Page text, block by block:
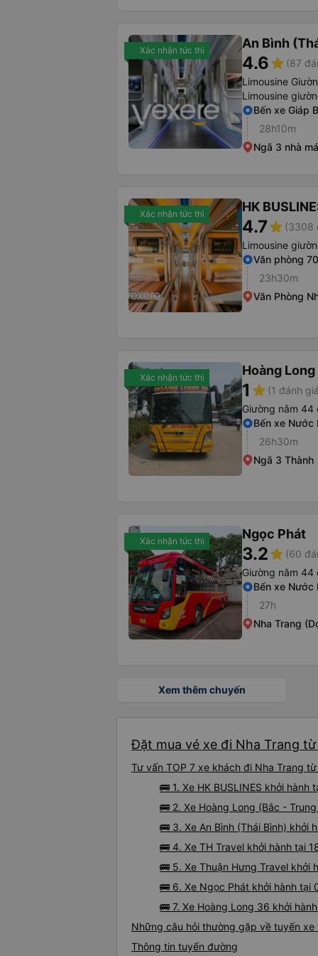
Xác nhận tức thì An Bình
4.6star (87
Limousine
Limousine
Bến xe Giáp
28h10m
Ngã 3 nhà
Xác nhận tức thì HK
4.7star (3308
Limousine
Văn phòng
23h30m
Văn Phòng
Xác nhận tức thì Hoàng
1 star (1 đánh
Giường nằm 44
Bến xe Nước
26h30m
Ngã 3 Thành
Xác nhận tức thì Ngọc Phát
3.2star (60
Giường nằm 44
Bến xe Nước
27h
Nha Trang
Xem thêm chuyến
Đặt mua vé xe đi Nha Trang
Tư vấn TOP 7 xe khách đi Nha Trang
🚌 1. Xe HK BUSLINES khởi
🚌 2. Xe Hoàng Long (Bắc -
🚌 3. Xe An Bình (Thái Bình) khởi
🚌 4. Xe TH Travel khởi hành tại
🚌 5. Xe Thuận Hưng Travel khởi
🚌 6. Xe Ngọc Phát khởi hành tại
🚌 7. Xe Hoàng Long 36 khởi
Những câu hỏi thường gặp về tuyến
Thông tin tuyến đường